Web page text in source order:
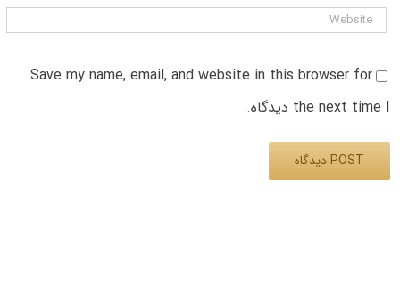
Save my name, email, and website in this browser for
the next time I دیدگاه.